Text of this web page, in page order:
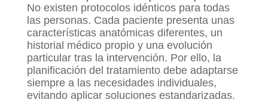
No existen protocolos idénticos para todas
las personas. Cada paciente presenta unas
características anatómicas diferentes, un
historial médico propio y una evolución
particular tras la intervención. Por ello, la
planificación del tratamiento debe adaptarse
siempre a las necesidades individuales,
evitando aplicar soluciones estandarizadas.